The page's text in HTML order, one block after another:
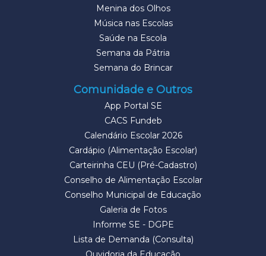
Menina dos Olhos
Música nas Escolas
Saúde na Escola
Semana da Pátria
Semana do Brincar
Comunidade e Outros
App Portal SE
CACS Fundeb
Calendário Escolar 2026
Cardápio (Alimentação Escolar)
Carteirinha CEU (Pré-Cadastro)
Conselho de Alimentação Escolar
Conselho Municipal de Educação
Galeria de Fotos
Informe SE - DGPE
Lista de Demanda (Consulta)